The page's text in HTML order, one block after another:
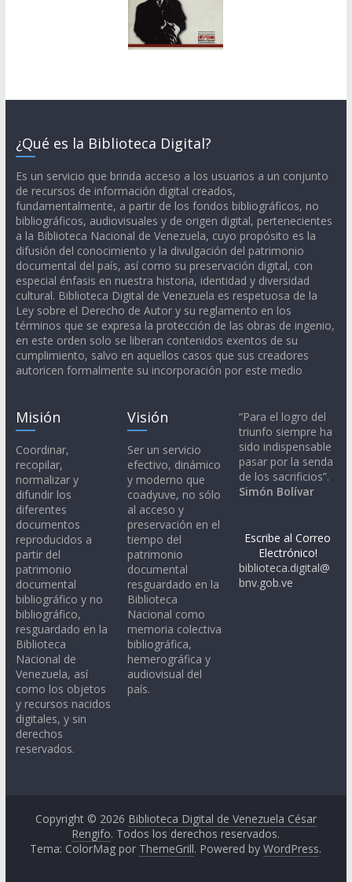
¿Qué es la Biblioteca Digital?
Es un servicio que brinda acceso a los usuarios a un conjunto
de recursos de información digital creados,
fundamentalmente, a partir de los fondos bibliográficos, no
bibliográficos, audiovisuales y de origen digital, pertenecientes
a la Biblioteca Nacional de Venezuela, cuyo propósito es la
difusión del conocimiento y la divulgación del patrimonio
documental del país, así como su preservación digital, con
especial énfasis en nuestra historia, identidad y diversidad
cultural. Biblioteca Digital de Venezuela es respetuosa de la
Ley sobre el Derecho de Autor y su reglamento en los
términos que se expresa la protección de las obras de ingenio,
en este orden solo se liberan contenidos exentos de su
cumplimiento, salvo en aquellos casos que sus creadores
autoricen formalmente su incorporación por este medio
Misión
Coordinar,
recopilar,
normalizar y
difundir los
diferentes
documentos
reproducidos a
partir del
patrimonio
documental
bibliográfico y no
bibliográfico,
resguardado en la
Biblioteca
Nacional de
Venezuela, así
como los objetos
y recursos nacidos
digitales, y sin
derechos
reservados.
Visión
Ser un servicio
efectivo, dinámico
y moderno que
coadyuve, no sólo
al acceso y
preservación en el
tiempo del
patrimonio
documental
resguardado en la
Biblioteca
Nacional como
memoria colectiva
bibliográfica,
hemerográfica y
audiovisual del
país.
“Para el logro del
triunfo siempre ha
sido indispensable
pasar por la senda
de los sacrificios”.
Simón Bolívar
Escribe al Correo
Electrónico!
biblioteca.digital@
bnv.gob.ve
Copyright © 2026 Biblioteca Digital de Venezuela César
Rengifo. Todos los derechos reservados.
Tema: ColorMag por ThemeGrill. Powered byWordPress.